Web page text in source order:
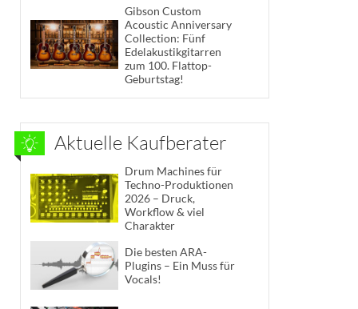
Gibson Custom
Acoustic Anniversary
Collection: Fünf
Edelakustikgitarren
zum 100. Flattop-
Geburtstag!
Aktuelle Kaufberater
Drum Machines für
Techno-Produktionen
2026 – Druck,
Workflow & viel
Charakter
Die besten ARA-
Plugins – Ein Muss für
Vocals!